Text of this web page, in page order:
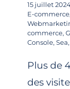
15 juillet
E-commerce
commerce,
Console, Sea,
Plus de
des